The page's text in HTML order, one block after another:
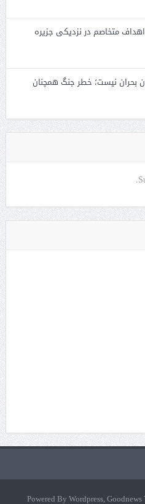
متخاصم در نزدیکی جزیره
بحران نیست؛ خطر جنگ همچنان